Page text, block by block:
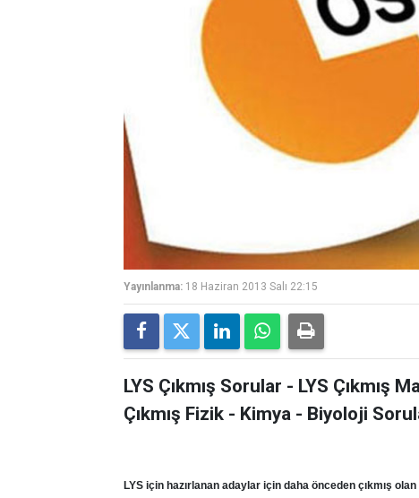
Yayınlanma: 18 Haziran 2013 Salı 22:15
LYS Çıkmış Sorular - LYS Çıkmış
Çıkmış Fizik - Kimya - Biyoloji
LYS için hazırlanan adaylar için daha önceden çıkmış